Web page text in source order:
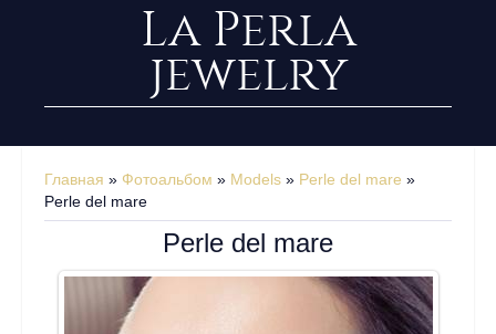
La Perla
jewelry
Главная » Фотоальбом » Models » Perle del mare »
Perle del mare
Perle del mare